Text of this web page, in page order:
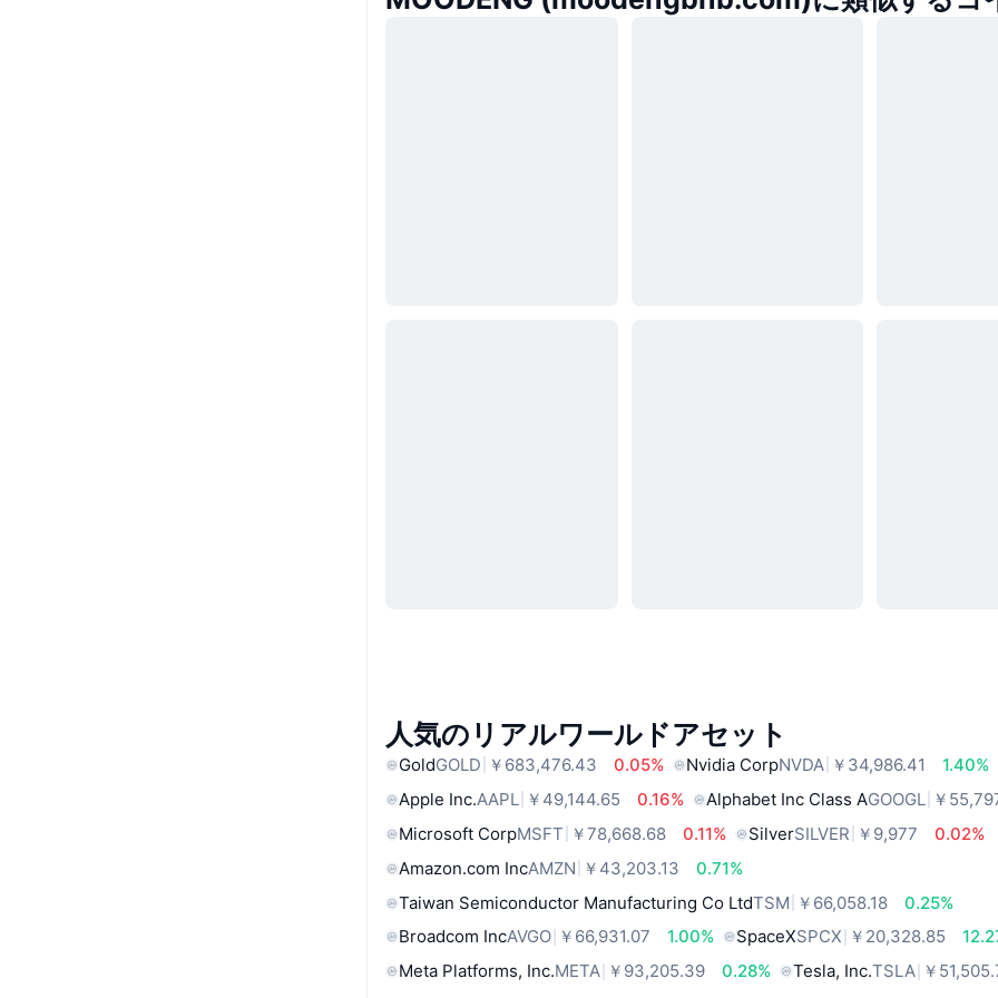
人気のリアルワールドアセット
GoldGOLD ￥683,476.43 0.05% Nvidia CorpNVDA ￥34,986.41
1.40%
Apple Inc.AAPL ￥49,144.65 0.16% Alphabet Inc Class AGOOGL ￥
Microsoft CorpMSFT ￥78,668.68 0.11% SilverSILVER ￥9,977
0.02%
Amazon.com IncAMZN ￥43,203.13
0.71%
Taiwan Semiconductor Manufacturing Co LtdTSM ￥66,058.18
0.25%
Broadcom IncAVGO ￥66,931.07 1.00% SpaceXSPCX ￥20,328.85
Meta Platforms, Inc.META ￥93,205.39 0.28% Tesla, Inc.TSLA ￥